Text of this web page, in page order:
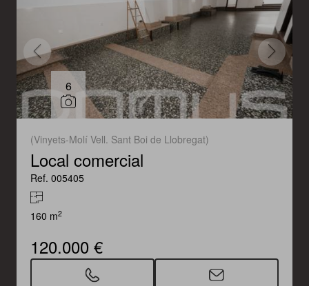
6
(Vinyets-Molí Vell. Sant Boi de Llobregat)
Local comercial
Ref. 005405
160 m2
120.000 €